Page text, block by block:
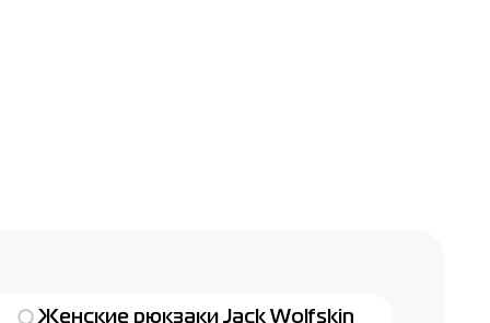
Женские рюкзаки Jack Wolfskin